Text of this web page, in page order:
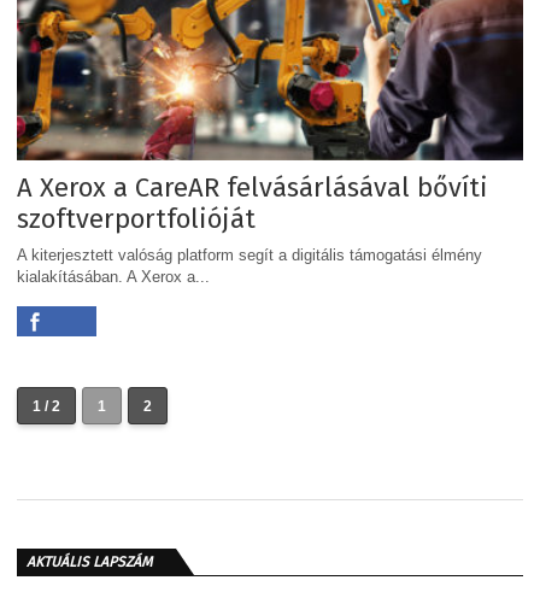
A Xerox a CareAR felvásárlásával bővíti
szoftverportfolióját
A kiterjesztett valóság platform segít a digitális támogatási élmény
kialakításában. A Xerox a...
1 / 2 1 2
AKTUÁLIS LAPSZÁM